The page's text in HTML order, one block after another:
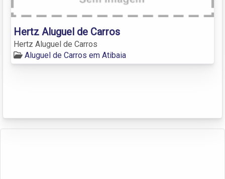
Hertz Aluguel de Carros
Hertz Aluguel de Carros
Aluguel de Carros em Atibaia